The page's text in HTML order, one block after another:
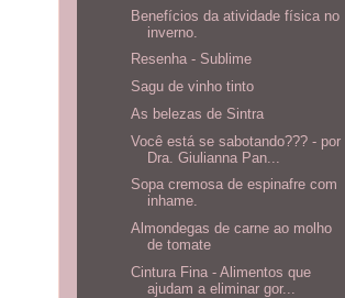
Benefícios da atividade física no
inverno.
Resenha - Sublime
Sagu de vinho tinto
As belezas de Sintra
Você está se sabotando??? - por
Dra. Giulianna Pan...
Sopa cremosa de espinafre com
inhame.
Almondegas de carne ao molho
de tomate
Cintura Fina - Alimentos que
ajudam a eliminar gor...